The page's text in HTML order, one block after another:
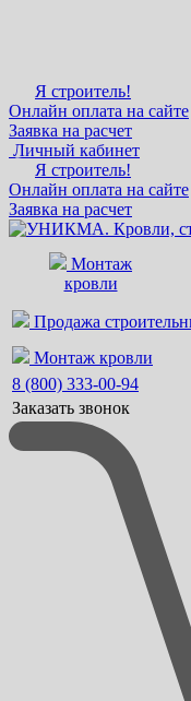
Я строитель!
Онлайн оплата на сайте
Заявка на расчет
Личный кабинет
Я строитель!
Онлайн оплата на сайте
Заявка на расчет
Монтаж
кровли
Продажа
Монтаж кровли
8 (800) 333-00-94
Заказать звонок